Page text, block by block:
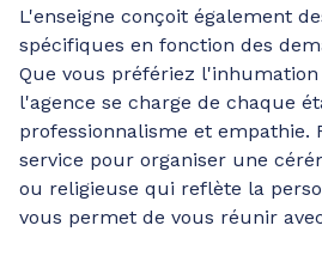
L'enseigne conçoit également
spécifiques en fonction des
Que vous préfériez
l'agence se charge de chaque
professionnalisme et empathie.
service pour organiser une
ou religieuse qui reflète la
vous permet de vous réunir